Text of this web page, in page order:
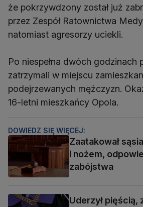
że pokrzywdzony został już
przez Zespół Ratownictwa
natomiast agresorzy uciekli.
Po niespełna dwóch godzinach
zatrzymali w miejscu
podejrzewanych mężczyzn.
16-letni mieszkańcy Opola.
DOWIEDZ SIĘ WIĘCEJ:
Zaatakował
i nożem,
zabójstwa
Uderzył pięścią,